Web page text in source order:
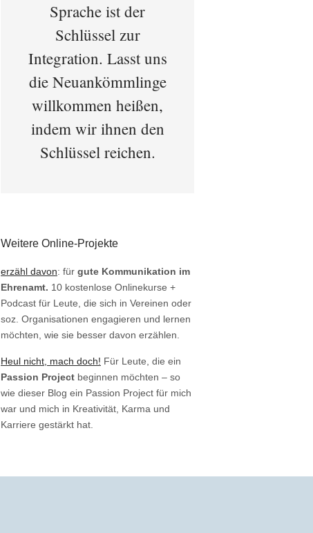
Sprache ist der
Schlüssel zur
Integration. Lasst uns
die Neuankömmlinge
willkommen heißen,
indem wir ihnen den
Schlüssel reichen.
Weitere Online-Projekte
erzähl davon: für gute Kommunikation im
Ehrenamt. 10 kostenlose Onlinekurse +
Podcast für Leute, die sich in Vereinen oder
soz. Organisationen engagieren und lernen
möchten, wie sie besser davon erzählen.
Heul nicht, mach doch! Für Leute, die ein
Passion Project beginnen möchten – so
wie dieser Blog ein Passion Project für mich
war und mich in Kreativität, Karma und
Karriere gestärkt hat.